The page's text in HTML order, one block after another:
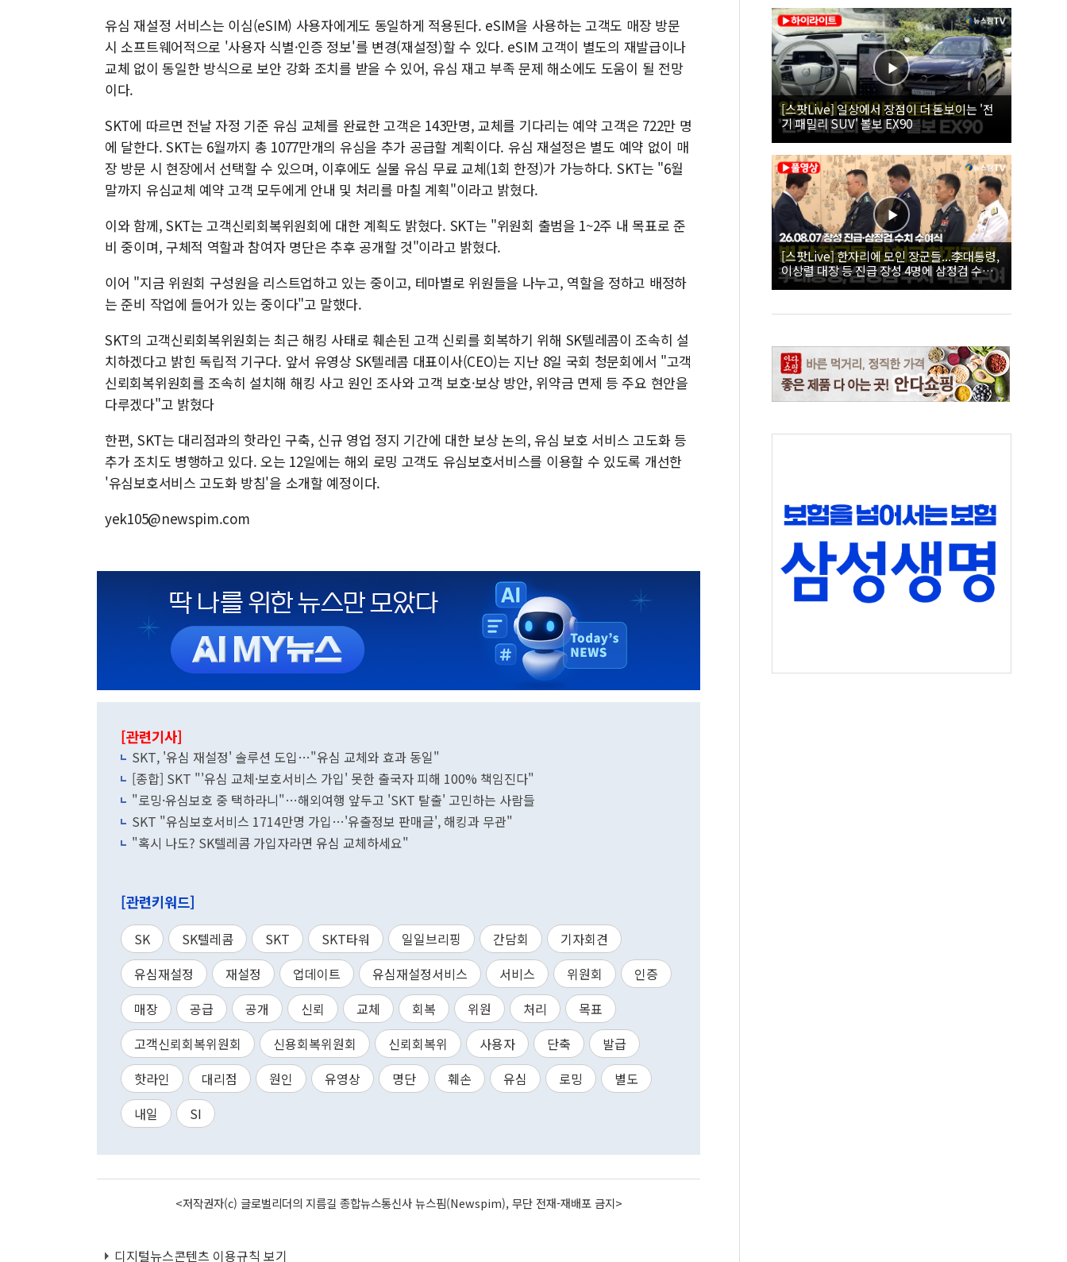
유심 재설정 서비스는 이심(eSIM) 사용자에게도 동일하게 적용된다. eSIM을 사용하는 고객도 매장 방문
시 소프트웨어적으로 '사용자 식별·인증 정보'를 변경(재설정)할 수 있다. eSIM 고객이 별도의 재발급이나
교체 없이 동일한 방식으로 보안 강화 조치를 받을 수 있어, 유심 재고 부족 문제 해소에도 도움이 될 전망
이다.
SKT에 따르면 전날 자정 기준 유심 교체를 완료한 고객은 143만명, 교체를 기다리는 예약 고객은 722만 명
에 달한다. SKT는 6월까지 총 1077만개의 유심을 추가 공급할 계획이다. 유심 재설정은 별도 예약 없이 매
장 방문 시 현장에서 선택할 수 있으며, 이후에도 실물 유심 무료 교체(1회 한정)가 가능하다. SKT는 "6월
말까지 유심교체 예약 고객 모두에게 안내 및 처리를 마칠 계획"이라고 밝혔다.
이와 함께, SKT는 고객신뢰회복위원회에 대한 계획도 밝혔다. SKT는 "위원회 출범을 1~2주 내 목표로 준
비 중이며, 구체적 역할과 참여자 명단은 추후 공개할 것"이라고 밝혔다.
이어 "지금 위원회 구성원을 리스트업하고 있는 중이고, 테마별로 위원들을 나누고, 역할을 정하고 배정하
는 준비 작업에 들어가 있는 중이다"고 말했다.
SKT의 고객신뢰회복위원회는 최근 해킹 사태로 훼손된 고객 신뢰를 회복하기 위해 SK텔레콤이 조속히 설
치하겠다고 밝힌 독립적 기구다. 앞서 유영상 SK텔레콤 대표이사(CEO)는 지난 8일 국회 청문회에서 "고객
신뢰회복위원회를 조속히 설치해 해킹 사고 원인 조사와 고객 보호·보상 방안, 위약금 면제 등 주요 현안을
다루겠다"고 밝혔다
한편, SKT는 대리점과의 핫라인 구축, 신규 영업 정지 기간에 대한 보상 논의, 유심 보호 서비스 고도화 등
추가 조치도 병행하고 있다. 오는 12일에는 해외 로밍 고객도 유심보호서비스를 이용할 수 있도록 개선한
'유심보호서비스 고도화 방침'을 소개할 예정이다.
yek105@newspim.com
[관련기사]
SKT, '유심 재설정' 솔루션 도입…"유심 교체와 효과 동일"
[종합] SKT "'유심 교체·보호서비스 가입' 못한 출국자 피해 100% 책임진다"
"로밍·유심보호 중 택하라니"…해외여행 앞두고 'SKT 탈출' 고민하는 사람들
SKT "유심보호서비스 1714만명 가입…'유출정보 판매글', 해킹과 무관"
"혹시 나도? SK텔레콤 가입자라면 유심 교체하세요"
[관련키워드]
SK SK텔레콤 SKT SKT타워 일일브리핑 간담회
기자회견
유심재설정
재설정 업데이트 유심재설정서비스 서비스 위원회
인증
매장
공급 공개 신뢰 교체 회복 위원 처리
목표
고객신뢰회복위원회
신용회복위원회 신뢰회복위 사용자 단축
발급
핫라인
대리점 원인 유영상 명단 훼손 유심 로밍
별도
내일
SI
<저작권자(c) 글로벌리더의 지름길 종합뉴스통신사 뉴스핌(Newspim), 무단 전재-재배포 금지>
디지털뉴스콘텐츠 이용규칙 보기
[스팟Live] 일상에서 장점이 더 돋보이는 '전
기 패밀리 SUV' 볼보 EX90
[스팟Live] 한자리에 모인 장군들...李대통령,
이상렬 대장 등 진급 장성 4명에 삼정검 수치
직접 수여｜26.08.07 장성 진급·삼정검 수치